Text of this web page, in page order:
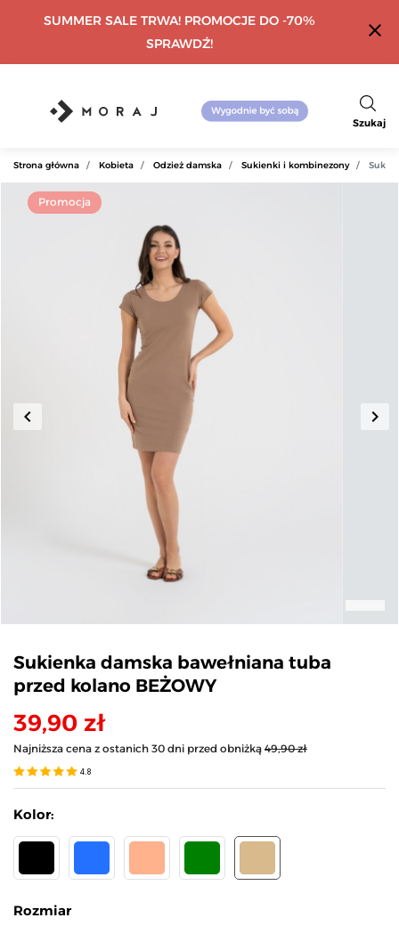
SUMMER SALE TRWA! PROMOCJE DO -70%
SPRAWDŹ!
close
Szukaj
Strona główna Kobieta Odzież damska Sukienki i kombinezony
Promocja
Poprzedni
keyboard_arrow_left keyboard_arrow_right
Sukienka damska bawełniana tuba
przed kolano BEŻOWY
39,90 zł
Najniższa cena z ostanich 30 dni przed obniżką 49,90 zł
4.8
Kolor:
Rozmiar